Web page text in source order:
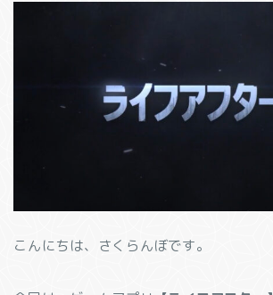
こんにちは、さくらんぼです。